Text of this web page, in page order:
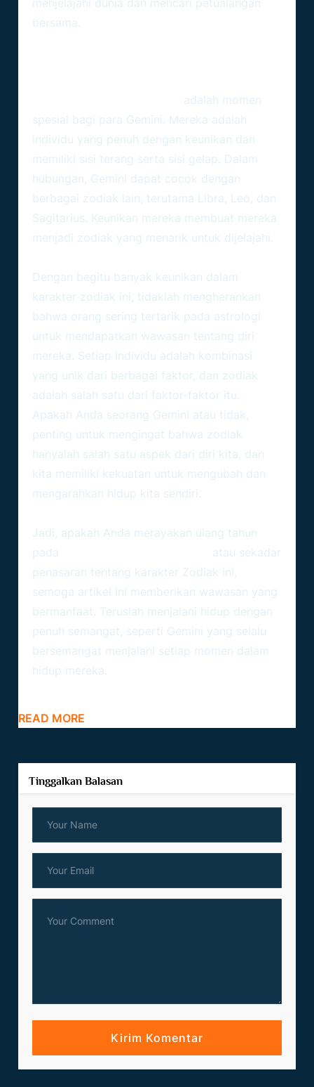
menjelajahi dunia dan mencari petualangan
bersama.
adalah momen
spesial bagi para Gemini. Mereka adalah
individu yang penuh dengan keunikan dan
memiliki sisi terang serta sisi gelap. Dalam
hubungan, Gemini dapat cocok dengan
berbagai zodiak lain, terutama Libra, Leo, dan
Sagitarius. Keunikan mereka membuat mereka
menjadi zodiak yang menarik untuk dijelajahi.
Dengan begitu banyak keunikan dalam
karakter zodiak ini, tidaklah mengherankan
bahwa orang sering tertarik pada astrologi
untuk mendapatkan wawasan tentang diri
mereka. Setiap individu adalah kombinasi
yang unik dari berbagai faktor, dan zodiak
adalah salah satu dari faktor-faktor itu.
Apakah Anda seorang Gemini atau tidak,
penting untuk mengingat bahwa zodiak
hanyalah salah satu aspek dari diri kita, dan
kita memiliki kekuatan untuk mengubah dan
mengarahkan hidup kita sendiri.
Jadi, apakah Anda merayakan ulang tahun
pada
atau sekadar
penasaran tentang karakter Zodiak ini,
semoga artikel ini memberikan wawasan yang
bermanfaat. Teruslah menjalani hidup dengan
penuh semangat, seperti Gemini yang selalu
bersemangat menjalani setiap momen dalam
hidup mereka.
READ MORE
Tinggalkan Balasan